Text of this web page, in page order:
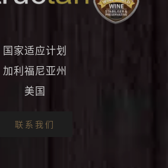
国家适应计划
加利福尼亚州
美国
联系我们